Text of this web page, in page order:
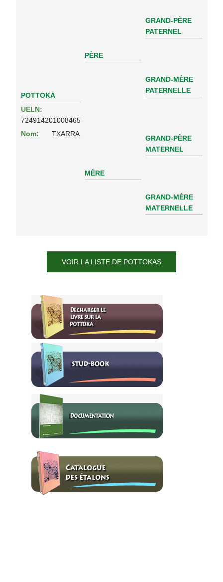
POTTOKA
UELN:
724914201008465
Nom:
TXARRA
PÈRE
GRAND-PÈRE
PATERNEL
GRAND-MÈRE
PATERNELLE
MÈRE
GRAND-PÈRE
MATERNEL
GRAND-MÈRE
MATERNELLE
VOIR LA LISTE DE POTTOKAS